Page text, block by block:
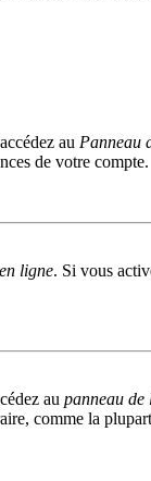
au Panneau
de votre compte.
ligne. Si vous
au panneau de
comme la